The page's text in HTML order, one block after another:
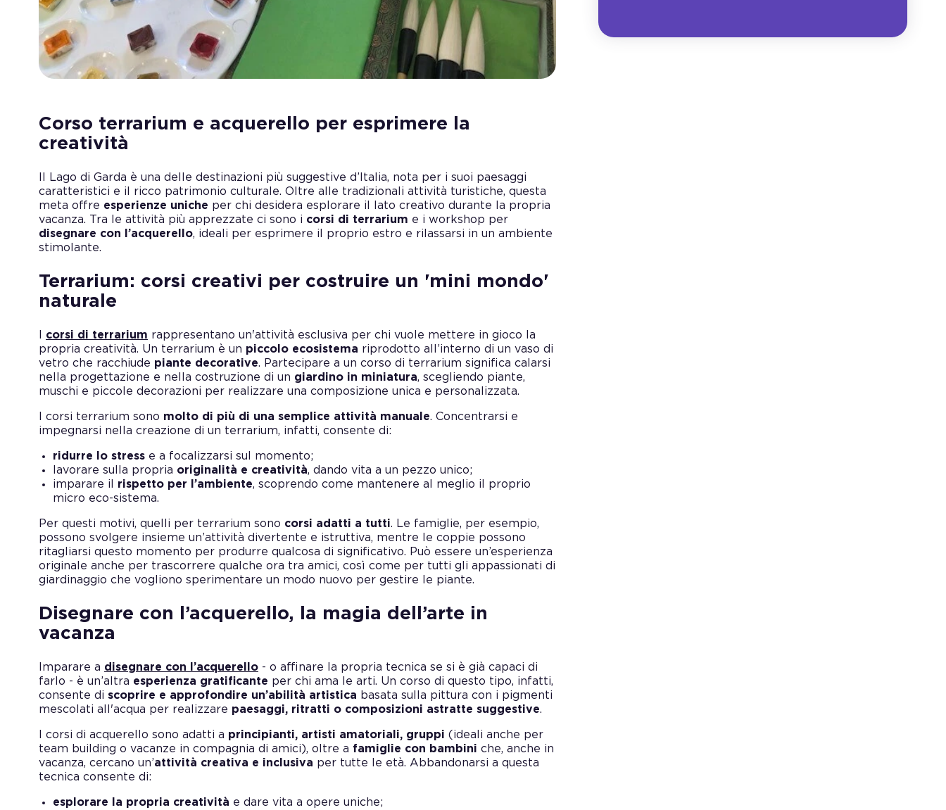
Corso terrarium e acquerello per esprimere la
creatività
Il Lago di Garda è una delle destinazioni più suggestive d’Italia, nota per i suoi paesaggi
caratteristici e il ricco patrimonio culturale. Oltre alle tradizionali attività turistiche, questa
meta offre esperienze uniche per chi desidera esplorare il lato creativo durante la propria
vacanza. Tra le attività più apprezzate ci sono i corsi di terrarium e i workshop per
disegnare con l’acquerello, ideali per esprimere il proprio estro e rilassarsi in un ambiente
stimolante.
Terrarium: corsi creativi per costruire un 'mini mondo'
naturale
corsi di terrarium rappresentano un'attività esclusiva per chi vuole mettere in gioco la
propria creatività. Un terrarium è un piccolo ecosistema riprodotto all’interno di un vaso di
vetro che racchiude piante decorative. Partecipare a un corso di terrarium significa calarsi
nella progettazione e nella costruzione di un giardino in miniatura, scegliendo piante,
muschi e piccole decorazioni per realizzare una composizione unica e personalizzata.
I corsi terrarium sono molto di più di una semplice attività manuale. Concentrarsi e
impegnarsi nella creazione di un terrarium, infatti, consente di:
ridurre lo stress e a focalizzarsi sul momento;
lavorare sulla propria originalità e creatività, dando vita a un pezzo unico;
imparare il rispetto per l’ambiente, scoprendo come mantenere al meglio il proprio
micro eco-sistema.
Per questi motivi, quelli per terrarium sono corsi adatti a tutti. Le famiglie, per esempio,
possono svolgere insieme un’attività divertente e istruttiva, mentre le coppie possono
ritagliarsi questo momento per produrre qualcosa di significativo. Può essere un’esperienza
originale anche per trascorrere qualche ora tra amici, così come per tutti gli appassionati di
giardinaggio che vogliono sperimentare un modo nuovo per gestire le piante.
Disegnare con l’acquerello, la magia dell’arte in
vacanza
Imparare a disegnare con l’acquerello - o affinare la propria tecnica se si è già capaci di
farlo - è un’altra esperienza gratificante per chi ama le arti. Un corso di questo tipo, infatti,
consente di scoprire e approfondire un’abilità artistica basata sulla pittura con i pigmenti
mescolati all'acqua per realizzare paesaggi, ritratti o composizioni astratte suggestive.
I corsi di acquerello sono adatti a principianti, artisti amatoriali, gruppi (ideali anche per
team building o vacanze in compagnia di amici), oltre a famiglie con bambini che, anche in
vacanza, cercano un’attività creativa e inclusiva per tutte le età. Abbandonarsi a questa
tecnica consente di:
esplorare la propria creatività e dare vita a opere uniche;